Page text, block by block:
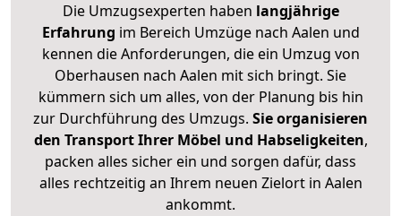
Die Umzugsexperten haben langjährige
Erfahrung im Bereich Umzüge nach Aalen und
kennen die Anforderungen, die ein Umzug von
Oberhausen nach Aalen mit sich bringt. Sie
kümmern sich um alles, von der Planung bis hin
zur Durchführung des Umzugs. Sie organisieren
den Transport Ihrer Möbel und Habseligkeiten,
packen alles sicher ein und sorgen dafür, dass
alles rechtzeitig an Ihrem neuen Zielort in Aalen
ankommt.